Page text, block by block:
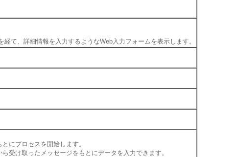
て、詳細情報を入力するようなWeb入力フォームを表示します。
にプロセスを開始します。
受け取ったメッセージをもとにデータを入力できます。